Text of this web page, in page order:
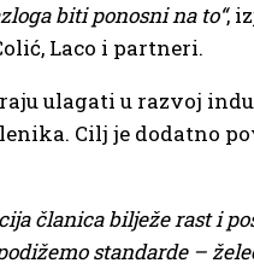
biti ponosni na to“,
Laco i partneri.
ulagati u razvoj
Cilj je dodatno
članica bilježe rast i
standarde –